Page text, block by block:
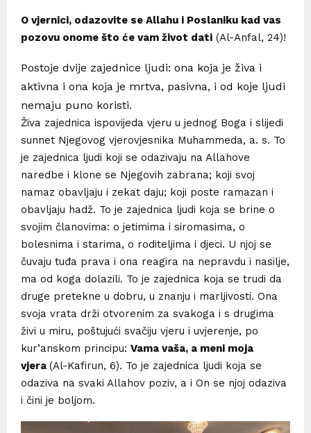
O vjernici, odazovite se Allahu i Poslaniku kad vas
pozovu onome što će vam život dati (Al-Anfal, 24)!
Postoje dvije zajednice ljudi: ona koja je živa i
aktivna i ona koja je mrtva, pasivna, i od koje ljudi
nemaju puno koristi.
Živa zajednica ispovijeda vjeru u jednog Boga i slijedi
sunnet Njegovog vjerovjesnika Muhammeda, a. s. To
je zajednica ljudi koji se odazivaju na Allahove
naredbe i klone se Njegovih zabrana; koji svoj
namaz obavljaju i zekat daju; koji poste ramazan i
obavljaju hadž. To je zajednica ljudi koja se brine o
svojim članovima: o jetimima i siromasima, o
bolesnima i starima, o roditeljima i djeci. U njoj se
čuvaju tuđa prava i ona reagira na nepravdu i nasilje,
ma od koga dolazili. To je zajednica koja se trudi da
druge pretekne u dobru, u znanju i marljivosti. Ona
svoja vrata drži otvorenim za svakoga i s drugima
živi u miru, poštujući svačiju vjeru i uvjerenje, po
kur’anskom principu: Vama vaša, a meni moja
vjera (Al-Kafirun, 6). To je zajednica ljudi koja se
odaziva na svaki Allahov poziv, a i On se njoj odaziva
i čini je boljom.